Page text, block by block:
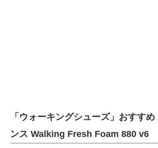
「ウォーキングシューズ」おすす
ンス Walking Fresh Foam 880 v6